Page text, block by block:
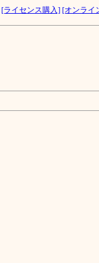
[ライセンス購入] [オンライ